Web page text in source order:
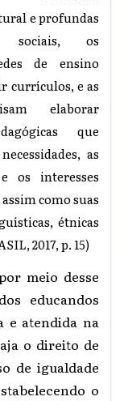
e profundas
sociais, os
de ensino
currículos, e as
elaborar
que
as
os interesses
como suas
étnicas
2017, p. 15)
meio desse
educandos
e atendida na
o direito de
de igualdade
o